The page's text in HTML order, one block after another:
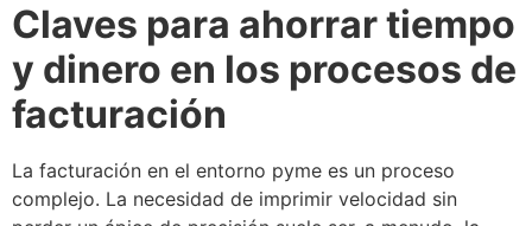
Claves para ahorrar tiempo
y dinero en los procesos de
facturación
La facturación en el entorno pyme es un proceso
complejo. La necesidad de imprimir velocidad sin